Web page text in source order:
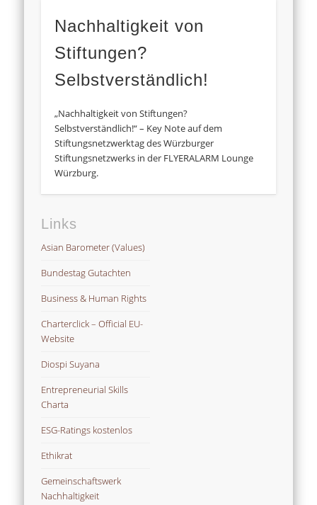
Nachhaltigkeit von
Stiftungen?
Selbstverständlich!
„Nachhaltigkeit von Stiftungen?
Selbstverständlich!“ – Key Note auf dem
Stiftungsnetzwerktag des Würzburger
Stiftungsnetzwerks in der FLYERALARM Lounge
Würzburg.
Links
Asian Barometer (Values)
Bundestag Gutachten
Business & Human Rights
Charterclick – Official EU-
Website
Diospi Suyana
Entrepreneurial Skills
Charta
ESG-Ratings kostenlos
Ethikrat
Gemeinschaftswerk
Nachhaltigkeit